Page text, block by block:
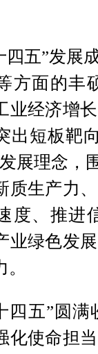
四五”发展
方面的丰
业经济增
出短板靶
展理念 ，
质生产力
度、推进
业绿色发
。
四五”圆
化使命担当